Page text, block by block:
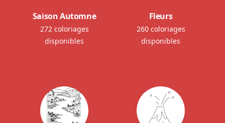
Saison Automne
272 coloriages
disponibles
Fleurs
260 coloriages
disponibles